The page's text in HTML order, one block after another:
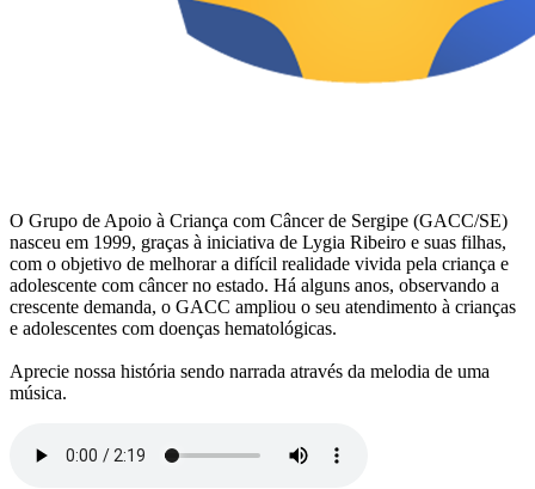
O Grupo de Apoio à Criança com Câncer de Sergipe (GACC/SE)
nasceu em 1999, graças à iniciativa de Lygia Ribeiro e suas filhas,
com o objetivo de melhorar a difícil realidade vivida pela criança e
adolescente com câncer no estado. Há alguns anos, observando a
crescente demanda, o GACC ampliou o seu atendimento à crianças
e adolescentes com doenças hematológicas.
Aprecie nossa história sendo narrada através da melodia de uma
música.